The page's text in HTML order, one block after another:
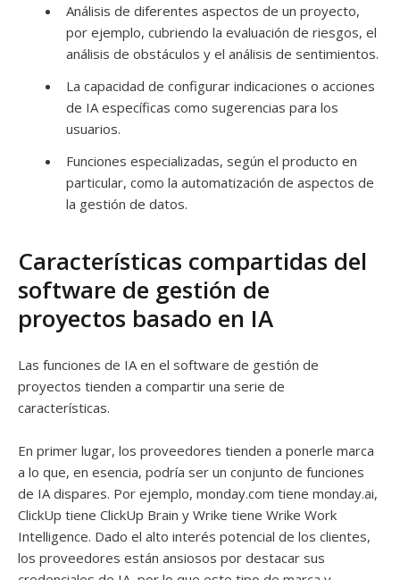
Análisis de diferentes aspectos de un proyecto,
por ejemplo, cubriendo la evaluación de riesgos, el
análisis de obstáculos y el análisis de sentimientos.
La capacidad de configurar indicaciones o acciones
de IA específicas como sugerencias para los
usuarios.
Funciones especializadas, según el producto en
particular, como la automatización de aspectos de
la gestión de datos.
Características compartidas del
software de gestión de
proyectos basado en IA
Las funciones de IA en el software de gestión de
proyectos tienden a compartir una serie de
características.
En primer lugar, los proveedores tienden a ponerle marca
a lo que, en esencia, podría ser un conjunto de funciones
de IA dispares. Por ejemplo, monday.com tiene monday.ai,
ClickUp tiene ClickUp Brain y Wrike tiene Wrike Work
Intelligence. Dado el alto interés potencial de los clientes,
los proveedores están ansiosos por destacar sus